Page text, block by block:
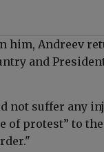
him, Andreev
and
not suffer any
of protest” to the